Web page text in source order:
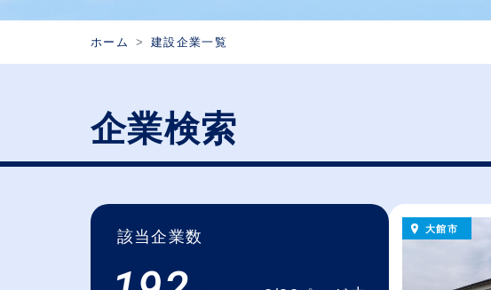
ホーム 建設企業一覧
企業検索
該当企業数 大館市